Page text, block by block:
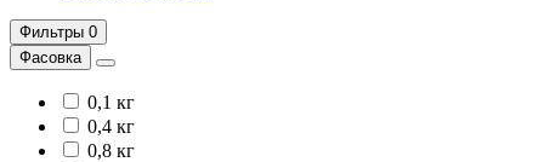
Фильтры 0
Фасовка
0,1 кг
0,4 кг
0,8 кг